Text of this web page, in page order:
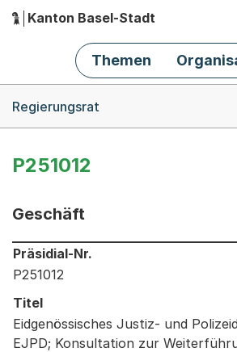
Hauptnavigation
Kanton Basel-Stadt
Themen
Regierungsrat
P251012
Geschäft
Informationen zum Ausgewählten
Präsidial-Nr.
P251012
Titel
Eidgenössisches Justiz- und
EJPD; Konsultation zur